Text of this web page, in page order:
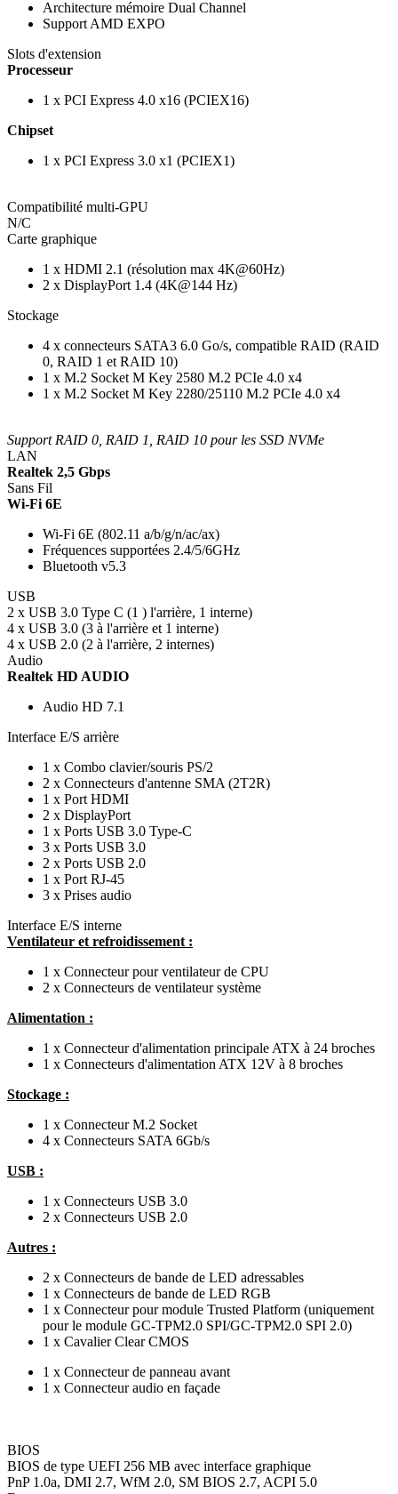
Architecture mémoire Dual Channel
Support AMD EXPO
Slots d'extension
Processeur
1 x PCI Express 4.0 x16 (PCIEX16)
Chipset
1 x PCI Express 3.0 x1 (PCIEX1)
Compatibilité multi-GPU
N/C
Carte graphique
1 x HDMI 2.1 (résolution max 4K@60Hz)
2 x DisplayPort 1.4 (4K@144 Hz)
Stockage
4 x connecteurs SATA3 6.0 Go/s, compatible RAID (RAID
0, RAID 1 et RAID 10)
1 x M.2 Socket M Key 2580 M.2 PCIe 4.0 x4
1 x M.2 Socket M Key 2280/25110 M.2 PCIe 4.0 x4
Support RAID 0, RAID 1, RAID 10 pour les SSD NVMe
LAN
Realtek 2,5 Gbps
Sans Fil
Wi-Fi 6E
Wi-Fi 6E (802.11 a/b/g/n/ac/ax)
Fréquences supportées 2.4/5/6GHz
Bluetooth v5.3
USB
2 x USB 3.0 Type C (1 ) l'arrière, 1 interne)
4 x USB 3.0 (3 à l'arrière et 1 interne)
4 x USB 2.0 (2 à l'arrière, 2 internes)
Audio
Realtek HD AUDIO
Audio HD 7.1
Interface E/S arrière
1 x Combo clavier/souris PS/2
2 x Connecteurs d'antenne SMA (2T2R)
1 x Port HDMI
2 x DisplayPort
1 x Ports USB 3.0 Type-C
3 x Ports USB 3.0
2 x Ports USB 2.0
1 x Port RJ-45
3 x Prises audio
Interface E/S interne
Ventilateur et refroidissement :
1 x Connecteur pour ventilateur de CPU
2 x Connecteurs de ventilateur système
Alimentation :
1 x Connecteur d'alimentation principale ATX à 24 broches
1 x Connecteurs d'alimentation ATX 12V à 8 broches
Stockage :
1 x Connecteur M.2 Socket
4 x Connecteurs SATA 6Gb/s
USB :
1 x Connecteurs USB 3.0
2 x Connecteurs USB 2.0
Autres :
2 x Connecteurs de bande de LED adressables
1 x Connecteurs de bande de LED RGB
1 x Connecteur pour module Trusted Platform (uniquement
pour le module GC-TPM2.0 SPI/GC-TPM2.0 SPI 2.0)
1 x Cavalier Clear CMOS
1 x Connecteur de panneau avant
1 x Connecteur audio en façade
BIOS
BIOS de type UEFI 256 MB avec interface graphique
PnP 1.0a, DMI 2.7, WfM 2.0, SM BIOS 2.7, ACPI 5.0